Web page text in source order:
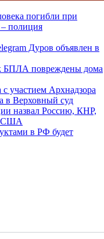
погибли при
полиция
Дуров объявлен в
БПЛА повреждены дома
участием Архнадзора
в Верховный суд
назвал Россию, КНР,
США
в РФ будет